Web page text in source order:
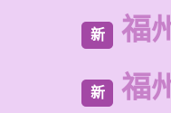
新 福
新 福